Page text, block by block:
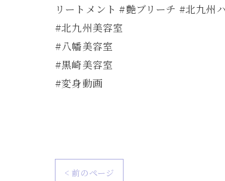
リートメント #艶ブリーチ #北九州
#北九州美容室
#八幡美容室
#黒崎美容室
#変身動画
< 前のページ